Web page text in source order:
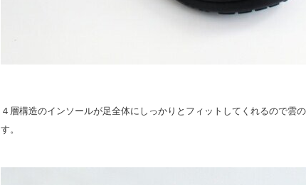
４層構造のインソールが足全体にしっかりとフィットしてくれるので雲
す。